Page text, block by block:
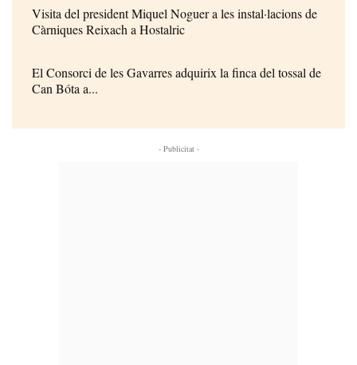
Visita del president Miquel Noguer a les instal·lacions de
Càrniques Reixach a Hostalric
El Consorci de les Gavarres adquirix la finca del tossal de
Can Bóta a...
- Publicitat -